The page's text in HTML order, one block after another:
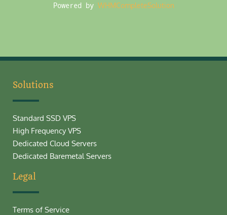
Powered by WHMCompleteSolution
Solutions
Standard SSD VPS
High Frequency VPS
Dedicated Cloud Servers
Dedicated Baremetal Servers
Legal
Terms of Service